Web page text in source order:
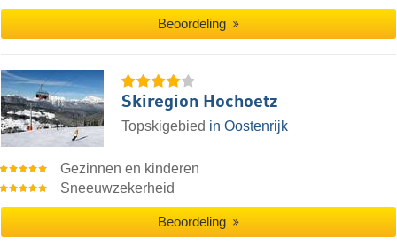
Beoordeling
Skiregion Hochoetz
Topskigebied in Oostenrijk
Gezinnen en kinderen
Sneeuwzekerheid
Beoordeling